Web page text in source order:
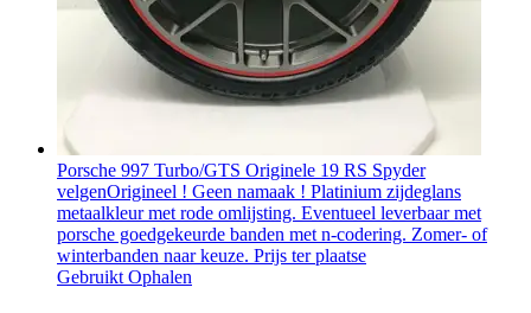
Porsche 997 Turbo/GTS Originele 19 RS Spyder
velgenOrigineel ! Geen namaak ! Platinium zijdeglans
metaalkleur met rode omlijsting. Eventueel leverbaar met
porsche goedgekeurde banden met n-codering. Zomer- of
winterbanden naar keuze. Prijs ter plaatse
Gebruikt Ophalen